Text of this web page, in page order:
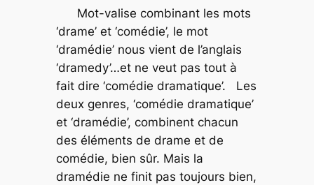
Mot-valise combinant les mots
‘drame’ et ‘comédie’, le mot
‘dramédie’ nous vient de l’anglais
‘dramedy’…et ne veut pas tout à
fait dire ‘comédie dramatique’. Les
deux genres, ‘comédie dramatique’
et ‘dramédie’, combinent chacun
des éléments de drame et de
comédie, bien sûr. Mais la
dramédie ne finit pas toujours bien,